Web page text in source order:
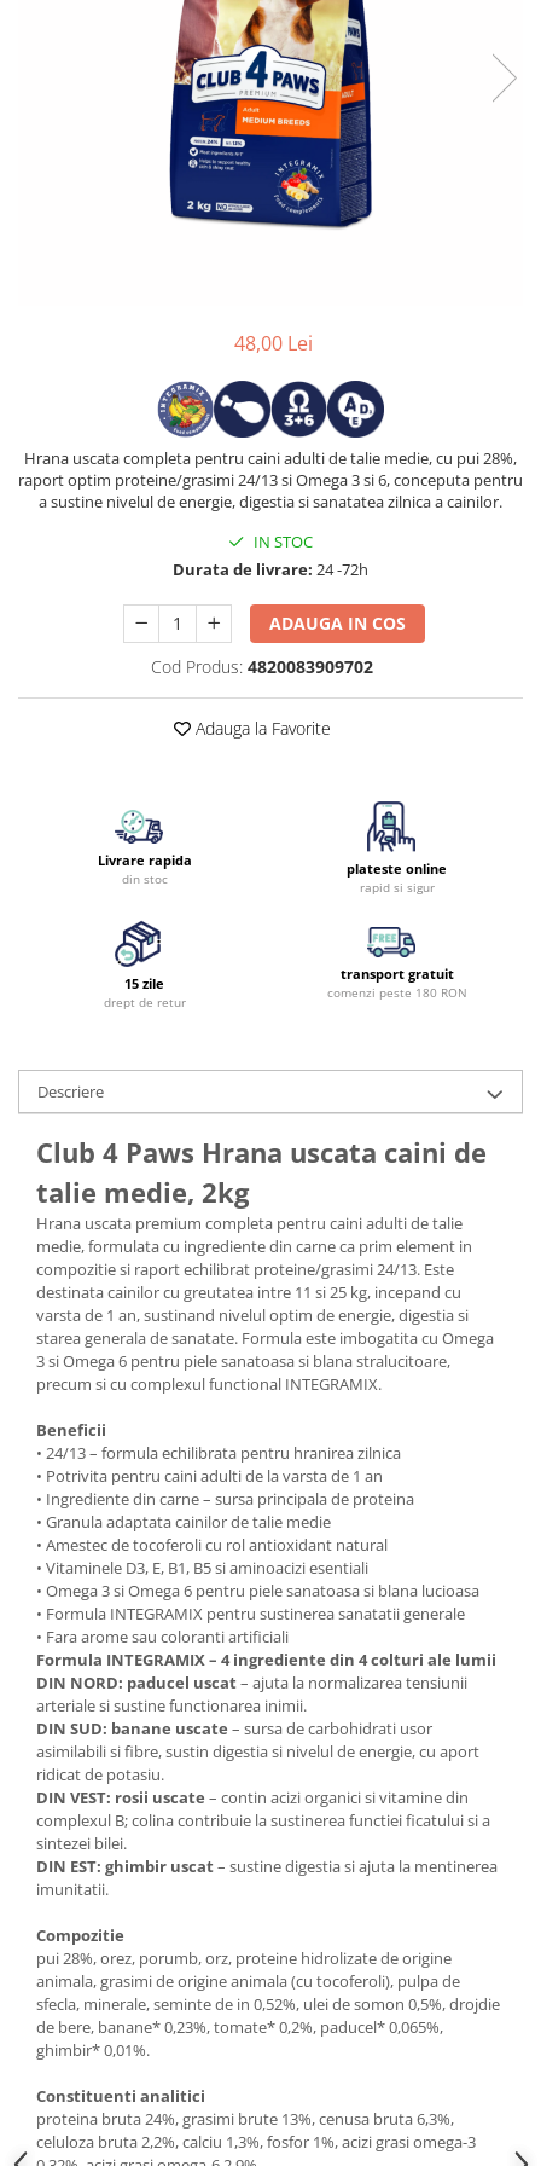
48,00 Lei
Hrana uscata completa pentru caini adulti de talie medie, cu pui 28%,
raport optim proteine/grasimi 24/13 si Omega 3 si 6, conceputa pentru
a sustine nivelul de energie, digestia si sanatatea zilnica a cainilor.
IN STOC
Durata de livrare: 24 -72h
ADAUGA IN COS
Cod Produs: 4820083909702
Adauga la Favorite
Livrare rapida
din stoc
plateste online
rapid si sigur
15 zile
drept de retur
transport gratuit
comenzi peste 180 RON
Descriere
Club 4 Paws Hrana uscata caini de
talie medie, 2kg
Hrana uscata premium completa pentru caini adulti de talie
medie, formulata cu ingrediente din carne ca prim element in
compozitie si raport echilibrat proteine/grasimi 24/13. Este
destinata cainilor cu greutatea intre 11 si 25 kg, incepand cu
varsta de 1 an, sustinand nivelul optim de energie, digestia si
starea generala de sanatate. Formula este imbogatita cu Omega
3 si Omega 6 pentru piele sanatoasa si blana stralucitoare,
precum si cu complexul functional INTEGRAMIX.
Beneficii
• 24/13 – formula echilibrata pentru hranirea zilnica
• Potrivita pentru caini adulti de la varsta de 1 an
• Ingrediente din carne – sursa principala de proteina
• Granula adaptata cainilor de talie medie
• Amestec de tocoferoli cu rol antioxidant natural
• Vitaminele D3, E, B1, B5 si aminoacizi esentiali
• Omega 3 si Omega 6 pentru piele sanatoasa si blana lucioasa
• Formula INTEGRAMIX pentru sustinerea sanatatii generale
• Fara arome sau coloranti artificiali
Formula INTEGRAMIX – 4 ingrediente din 4 colturi ale lumii
DIN NORD: paducel uscat– ajuta la normalizarea tensiunii
arteriale si sustine functionarea inimii.
DIN SUD: banane uscate – sursa de carbohidrati usor
asimilabili si fibre, sustin digestia si nivelul de energie, cu aport
ridicat de potasiu.
DIN VEST: rosii uscate – contin acizi organici si vitamine din
complexul B; colina contribuie la sustinerea functiei ficatului si a
sintezei bilei.
DIN EST: ghimbir uscat– sustine digestia si ajuta la mentinerea
imunitatii.
Compozitie
pui 28%, orez, porumb, orz, proteine hidrolizate de origine
animala, grasimi de origine animala (cu tocoferoli), pulpa de
sfecla, minerale, seminte de in 0,52%, ulei de somon 0,5%, drojdie
de bere, banane* 0,23%, tomate* 0,2%, paducel* 0,065%,
ghimbir* 0,01%.
Constituenti analitici
proteina bruta 24%, grasimi brute 13%, cenusa bruta 6,3%,
celuloza bruta 2,2%, calciu 1,3%, fosfor 1%, acizi grasi omega-3